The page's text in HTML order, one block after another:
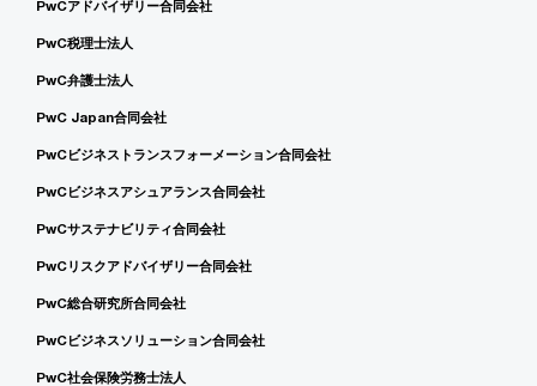
PwCアドバイザリー合同会社
PwC税理士法人
PwC弁護士法人
PwC Japan合同会社
PwCビジネストランスフォーメーション合同会社
PwCビジネスアシュアランス合同会社
PwCサステナビリティ合同会社
PwCリスクアドバイザリー合同会社
PwC総合研究所合同会社
PwCビジネスソリューション合同会社
PwC社会保険労務士法人